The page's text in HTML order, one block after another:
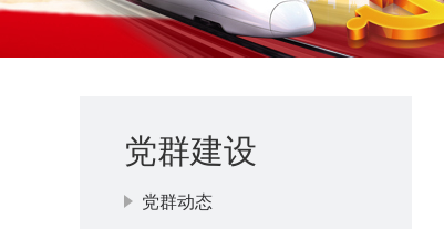
党群建设
党群动态